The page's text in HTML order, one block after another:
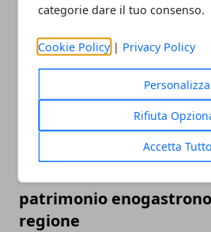
categorie dare il tuo consenso.
Cookie Policy | Privacy Policy
Personalizza
Rifiuta
Accetta Tutto
Toscana a tavola: alla
patrimonio
regione